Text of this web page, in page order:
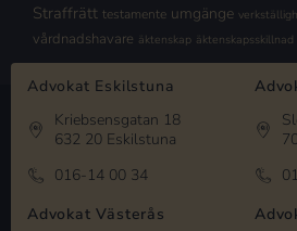
Straffrätt testamente umgänge
vårdnadshavare äktenskap äktenskapsskillnad
Advokat Eskilstuna
Kriebsensgatan 18
632 20 Eskilstuna
016-14 00 34
Advokat Västerås